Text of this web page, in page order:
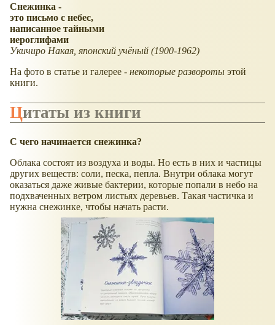
Снежинка -
это письмо с небес,
написанное тайными
иероглифами
Укичиро Накая, японский учёный (1900-1962)
На фото в статье и галерее - некоторые развороты этой
книги.
Цитаты из книги
С чего начинается снежинка?
Облака состоят из воздуха и воды. Но есть в них и частицы
других веществ: соли, песка, пепла. Внутри облака могут
оказаться даже живые бактерии, которые попали в небо на
подхваченных ветром листьях деревьев. Такая частичка и
нужна снежинке, чтобы начать расти.